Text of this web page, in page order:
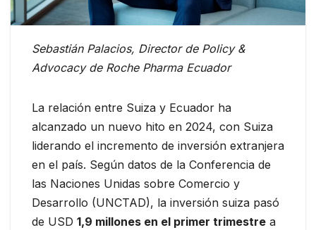
Sebastián Palacios, Director de Policy &
Advocacy de Roche Pharma Ecuador
La relación entre Suiza y Ecuador ha
alcanzado un nuevo hito en 2024, con Suiza
liderando el incremento de inversión extranjera
en el país. Según datos de la Conferencia de
las Naciones Unidas sobre Comercio y
Desarrollo (UNCTAD), la inversión suiza pasó
de USD 1,9 millones en el primer trimestre a